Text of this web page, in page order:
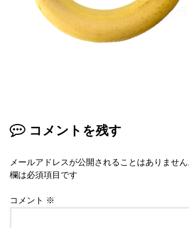
コメントを残す
メールアドレスが公開されることはありません
欄は必須項目です
コメント ※